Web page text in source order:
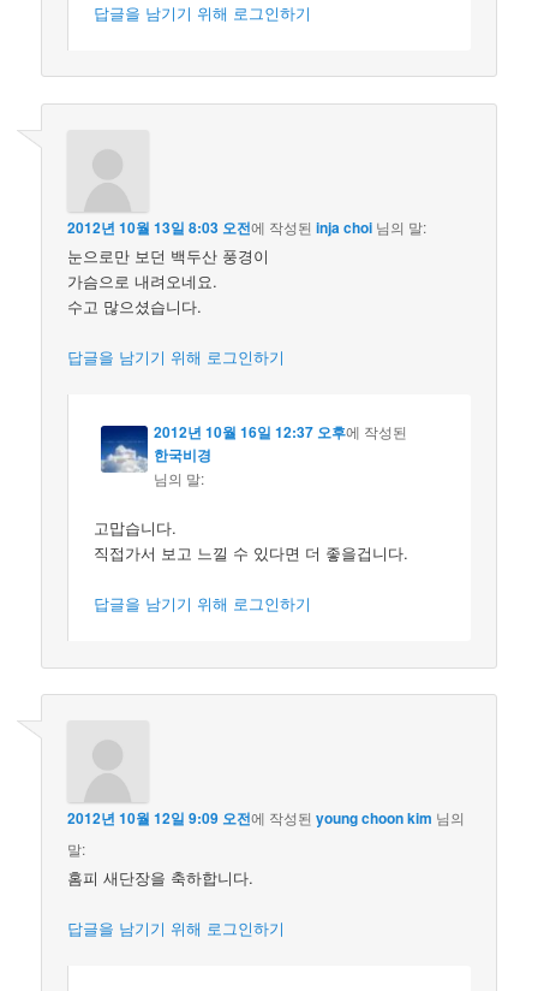
답글을 남기기 위해 로그인하기
2012년 10월 13일 8:03 오전에 작성된inja choi 님의 말:
눈으로만 보던 백두산 풍경이
가슴으로 내려오네요.
수고 많으셨습니다.
답글을 남기기 위해 로그인하기
2012년 10월 16일 12:37 오후에 작성된
한국비경
님의 말:
고맙습니다.
직접가서 보고 느낄 수 있다면 더 좋을겁니다.
답글을 남기기 위해 로그인하기
2012년 10월 12일 9:09 오전에 작성된young choon kim 님의
말:
홈피 새단장을 축하합니다.
답글을 남기기 위해 로그인하기